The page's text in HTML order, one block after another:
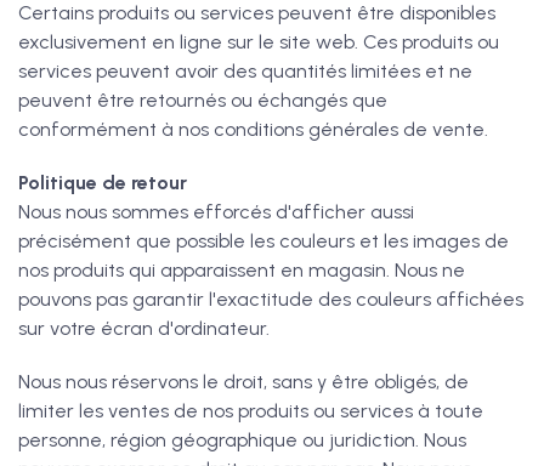
Certains produits ou services peuvent être disponibles
exclusivement en ligne sur le site web. Ces produits ou
services peuvent avoir des quantités limitées et ne
peuvent être retournés ou échangés que
conformément à nos conditions générales de vente.
Politique de retour
Nous nous sommes efforcés d'afficher aussi
précisément que possible les couleurs et les images de
nos produits qui apparaissent en magasin. Nous ne
pouvons pas garantir l'exactitude des couleurs affichées
sur votre écran d'ordinateur.
Nous nous réservons le droit, sans y être obligés, de
limiter les ventes de nos produits ou services à toute
personne, région géographique ou juridiction. Nous